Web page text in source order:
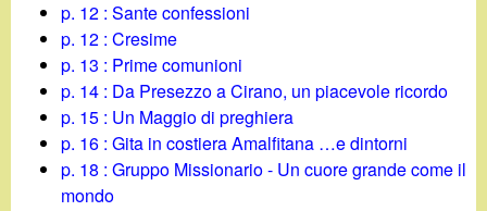
p. 12 : Sante confessioni
p. 12 : Cresime
p. 13 : Prime comunioni
p. 14 : Da Presezzo a Cirano, un piacevole ricordo
p. 15 : Un Maggio di preghiera
p. 16 : Gita in costiera Amalfitana …e dintorni
p. 18 : Gruppo Missionario - Un cuore grande come il
mondo